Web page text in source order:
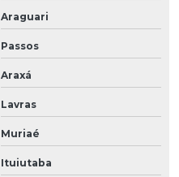
Araguari
Passos
Araxá
Lavras
Muriaé
Ituiutaba